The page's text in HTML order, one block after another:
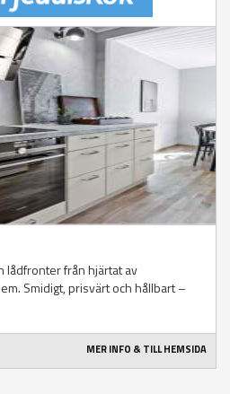
lådfronter från hjärtat av
Smidigt, prisvärt och hållbart –
MER INFO & TILL HEMSIDA